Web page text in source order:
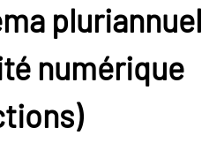
pluriannuel
numérique